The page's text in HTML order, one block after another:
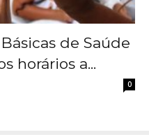
de Saúde
horários a...
0